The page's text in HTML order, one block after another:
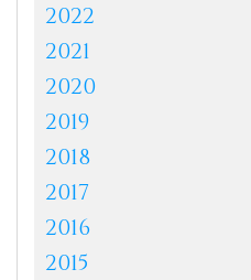
2022
2021
2020
2019
2018
2017
2016
2015